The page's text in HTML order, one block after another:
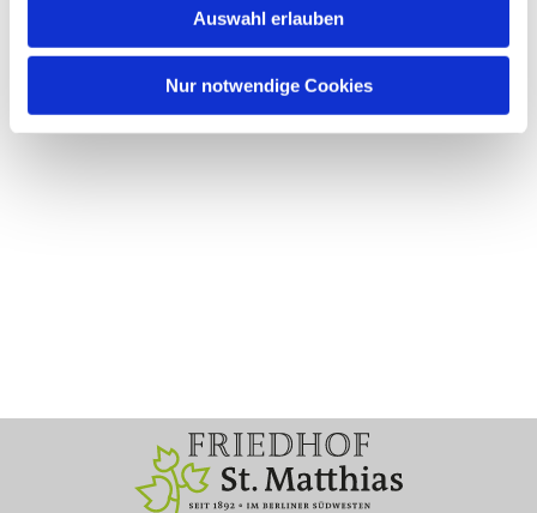
Auswahl erlauben
Nur notwendige Cookies